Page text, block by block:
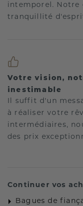
intemporel. Notre
tranquillité
Votre vision,
inestimable
Il suffit d'un
à réaliser votre
intermédiaires,
des prix
Continuer vos
Bagues de